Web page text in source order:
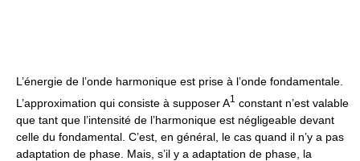
L’énergie de l’onde harmonique est prise à l’onde fondamentale.
L’approximation qui consiste à supposer A1
constant n’est valable
que tant que l’intensité de l’harmonique est négligeable devant
celle du fondamental. C’est, en général, le cas quand il n’y a pas
adaptation de phase. Mais, s’il y a adaptation de phase, la